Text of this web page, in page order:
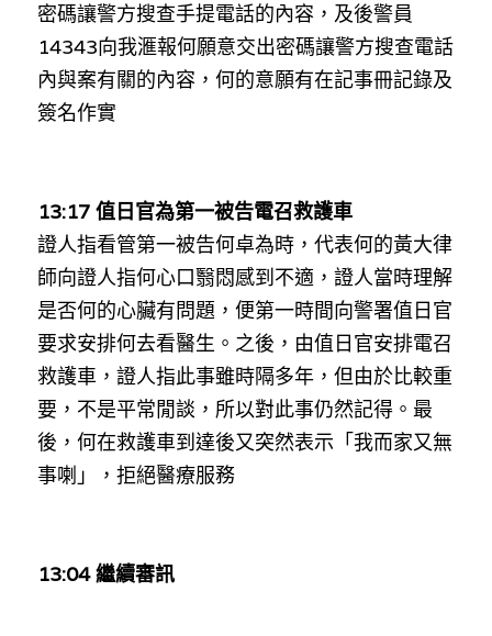
KOL 精選
大衛sir專欄
陳貴春大律師專欄
陳子遷律師專欄
羅浚軒專欄
溫志倫專欄
汪明欣專欄
密碼讓警方搜查手提電話的內容，及後警員
14343向我滙報何願意交出密碼讓警方搜查電話
內與案有關的內容，何的意願有在記事冊記錄及
簽名作實
13:17 值日官為第一被告電召救護車
證人指看管第一被告何卓為時，代表何的黃大律
師向證人指何心口翳悶感到不適，證人當時理解
是否何的心臟有問題，便第一時間向警署值日官
要求安排何去看醫生。之後，由值日官安排電召
救護車，證人指此事雖時隔多年，但由於比較重
要，不是平常閒談，所以對此事仍然記得。最
後， 何在救護車到達後又突然表示「我而家又無
事喇」， 拒絕醫療服務
13:04 繼續審訊